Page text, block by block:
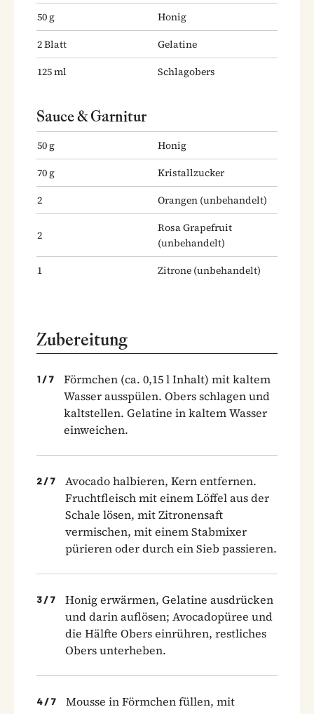
50g
Honig
2Blatt
Gelatine
125ml Schlagobers
Sauce & Garnitur
50g
Honig
70g
Kristallzucker
2
Orangen (unbehandelt)
2
Rosa Grapefruit
(unbehandelt)
1
Zitrone (unbehandelt)
Zubereitung
1 / 7
Förmchen (ca. 0,15 l Inhalt) mit kaltem
Wasser ausspülen. Obers schlagen und
kaltstellen. Gelatine in kaltem Wasser
einweichen.
2 / 7
Avocado halbieren, Kern entfernen.
Fruchtfleisch mit einem Löffel aus der
Schale lösen, mit Zitronensaft
vermischen, mit einem Stabmixer
pürieren oder durch ein Sieb passieren.
3 / 7
Honig erwärmen, Gelatine ausdrücken
und darin auflösen; Avocadopüree und
die Hälfte Obers einrühren, restliches
Obers unterheben.
4 / 7
Mousse in Förmchen füllen, mit